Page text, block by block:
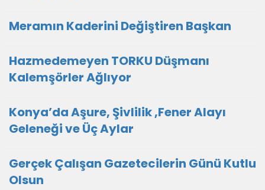
Meramın Kaderini Değiştiren Başkan
Hazmedemeyen TORKU Düşmanı
Kalemşörler Ağlıyor
Konya’da Aşure, Şivlilik ,Fener Alayı
Geleneği ve Üç Aylar
Gerçek Çalışan Gazetecilerin Günü Kutlu
Olsun